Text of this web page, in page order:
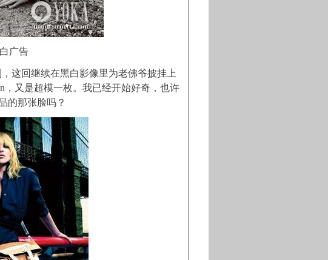
广告
，这回继续在黑白影像里为老佛爷披挂上
，又是超模一枚。我已经开始好奇，也许
的那张脸吗？